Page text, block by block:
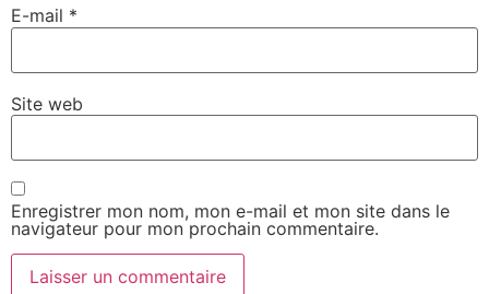
E-mail *
Site web
Enregistrer mon nom, mon e-mail et mon site dans le
navigateur pour mon prochain commentaire.